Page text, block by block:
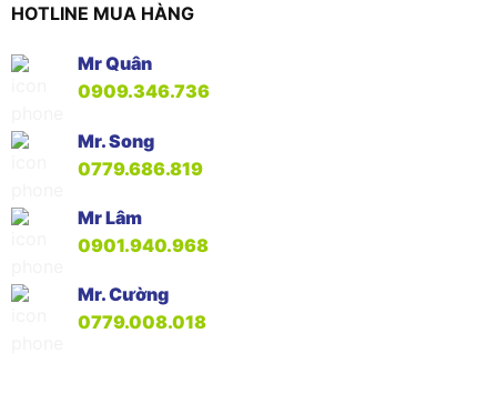
HOTLINE MUA HÀNG
Mr Quân
0909.346.736
Mr. Song
0779.686.819
Mr Lâm
0901.940.968
Mr. Cường
0779.008.018